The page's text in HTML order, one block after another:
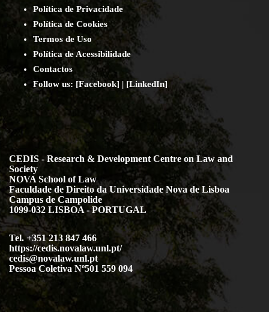
Política de Privacidade
Política de Cookies
Termos de Uso
Política de Acessibilidade
Contactos
Follow us: [Facebook] | [LinkedIn]
CEDIS - Research & Development Centre on Law and
Society
NOVA School of Law
Faculdade de Direito da Universidade Nova de Lisboa
Campus de Campolide
1099-032 LISBOA - PORTUGAL
Tel. +351 213 847 466
https://cedis.novalaw.unl.pt/
cedis@novalaw.unl.pt
Pessoa Coletiva Nº501 559 094